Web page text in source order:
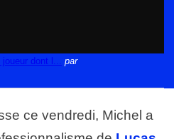
dont l... par
ce vendredi, Michel a